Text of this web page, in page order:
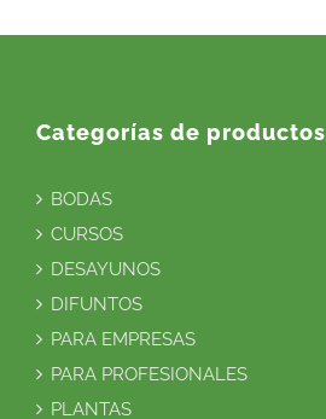
Categorías de productos
BODAS
CURSOS
DESAYUNOS
DIFUNTOS
PARA EMPRESAS
PARA PROFESIONALES
PLANTAS